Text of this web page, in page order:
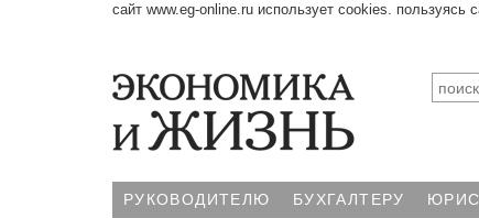
сайт www.eg-online.ru использует cookies. пользуясь
РУКОВОДИТЕЛЮ БУХГАЛТЕРУ